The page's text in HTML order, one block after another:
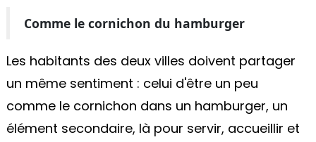
Comme le cornichon du hamburger
Les habitants des deux villes doivent partager
un même sentiment : celui d'être un peu
comme le cornichon dans un hamburger, un
élément secondaire, là pour servir, accueillir et